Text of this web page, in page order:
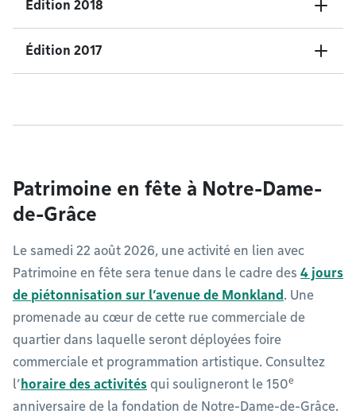
Édition 2018
Édition 2017
Patrimoine en fête à Notre-Dame-
de-Grâce
Le samedi 22 août 2026, une activité en lien avec
Patrimoine en fête sera tenue dans le cadre des 4 jours
de piétonnisation sur l’avenue de Monkland . Une
promenade au cœur de cette rue commerciale de
quartier dans laquelle seront déployées foire
commerciale et programmation artistique. Consultez
l’ horaire des activités qui souligneront le 150e
anniversaire de la fondation de Notre-Dame-de-Grâce.